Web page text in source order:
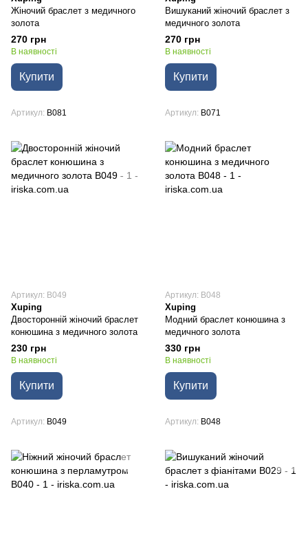
Жіночий браслет з медичного
золота
270 грн
В наявності
Купити
Артикул B081
Вишуканий жіночий браслет з
медичного золота
270 грн
В наявності
Купити
Артикул B071
Артикул: B049
Xuping
Двосторонній жіночий браслет
конюшина з медичного золота
230 грн
В наявності
Купити
Артикул B049
Артикул: B048
Xuping
Модний браслет конюшина з
медичного золота
330 грн
В наявності
Купити
Артикул B048